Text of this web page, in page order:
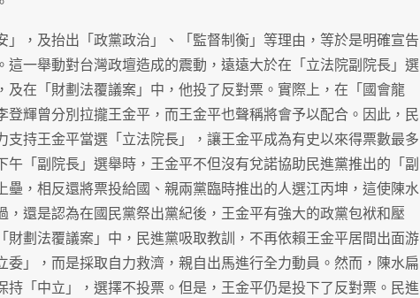
」，及抬出「政黨政治」、「監督制衡」等理由，等於是明確宣告
這一舉動對台灣政壇造成的震動，遠遠大於在「立法院副院長」選
及在「財劃法覆議案」中，他投了反對票。實際上，在「國會龍
登輝曾分別拉攏王金平，而王金平也聲稱將會予以配合。因此，民
支持王金平當選「立法院長」，讓王金平成為有史以來得票數最多
午「副院長」選舉時，王金平不但沒有兌諾協助民進黨推出的「副
壘，相反還將票投給國、親兩黨臨時推出的人選江丙坤，這使陳水
，還是認為在國民黨祭出黨紀後，王金平有強大的政黨包袱和壓
財劃法覆議案」中，民進黨吸取教訓，不再依賴王金平居間出面游
委」，而是採取自力救濟，親自出馬進行全力動員。然而，陳水扁
持「中立」，選擇不投票。但是，王金平仍是投下了反對票。民進